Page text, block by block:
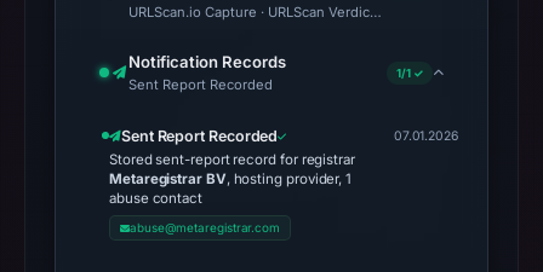
URLScan.io Capture · URLScan Verdict · Cloudflare Radar
Notification Records
Sent Report Recorded
1/1 ✓
Sent Report Recorded
Stored sent-report record for registrar
Metaregistrar BV, hosting provider, 1
abuse contact
abuse@metaregistrar.com
07.01.2026